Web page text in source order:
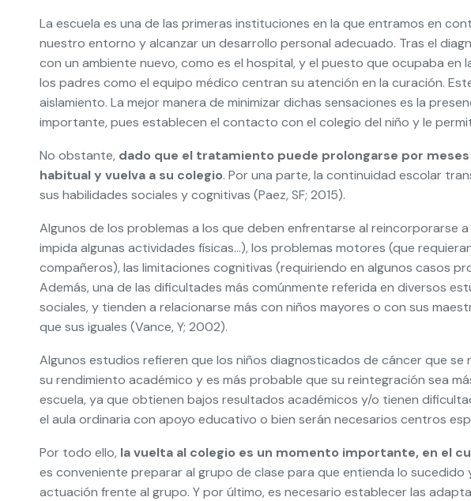
La escuela es una de las primeras instituciones en la que entramos en
nuestro entorno y alcanzar un desarrollo personal adecuado. Tras el
con un ambiente nuevo, como es el hospital, y el puesto que ocupaba
los padres como el equipo médico centran su atención en la curación.
aislamiento. La mejor manera de minimizar dichas sensaciones es la
importante, pues establecen el contacto con el colegio del niño y le
No obstante, dado que el tratamiento puede prolongarse por
habitual y vuelva a su colegio. Por una parte, la continuidad escolar
sus habilidades sociales y cognitivas (Paez, SF; 2015).
Algunos de los problemas a los que deben enfrentarse al
impida algunas actividades físicas…), los problemas motores (que
compañeros), las limitaciones cognitivas (requiriendo en algunos casos
Además, una de las dificultades más comúnmente referida en diversos
sociales, y tienden a relacionarse más con niños mayores o con sus
que sus iguales (Vance, Y; 2002).
Algunos estudios refieren que los niños diagnosticados de cáncer que
su rendimiento académico y es más probable que su reintegración sea
escuela, ya que obtienen bajos resultados académicos y/o tienen
el aula ordinaria con apoyo educativo o bien serán necesarios centros
Por todo ello, la vuelta al colegio es un momento importante, en el
es conveniente preparar al grupo de clase para que entienda lo
actuación frente al grupo. Y por último, es necesario establecer las